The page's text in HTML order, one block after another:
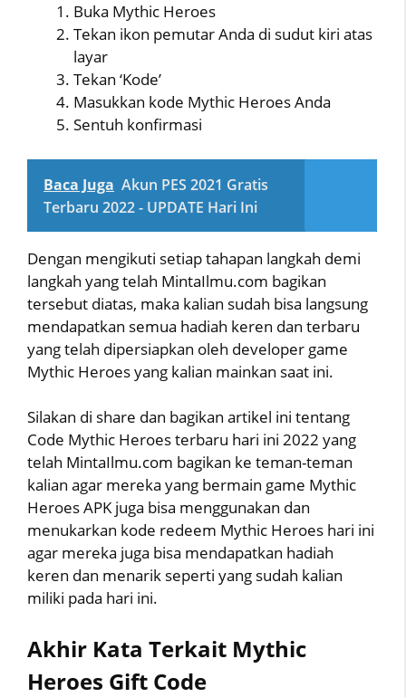
Buka Mythic Heroes
Tekan ikon pemutar Anda di sudut kiri atas
layar
Tekan ‘Kode’
Masukkan kode Mythic Heroes Anda
Sentuh konfirmasi
Baca Juga Akun PES 2021 Gratis
Terbaru 2022 - UPDATE Hari Ini
Dengan mengikuti setiap tahapan langkah demi
langkah yang telah MintaIlmu.com bagikan
tersebut diatas, maka kalian sudah bisa langsung
mendapatkan semua hadiah keren dan terbaru
yang telah dipersiapkan oleh developer game
Mythic Heroes yang kalian mainkan saat ini.
Silakan di share dan bagikan artikel ini tentang
Code Mythic Heroes terbaru hari ini 2022 yang
telah MintaIlmu.com bagikan ke teman-teman
kalian agar mereka yang bermain game Mythic
Heroes APK juga bisa menggunakan dan
menukarkan kode redeem Mythic Heroes hari ini
agar mereka juga bisa mendapatkan hadiah
keren dan menarik seperti yang sudah kalian
miliki pada hari ini.
Akhir Kata Terkait Mythic
Heroes Gift Code